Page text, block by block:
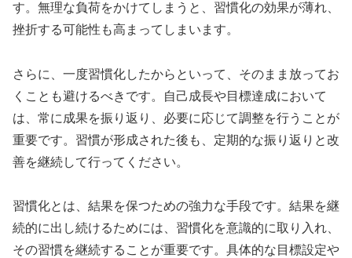
す。無理な負荷をかけてしまうと、習慣化の効果が薄れ、
挫折する可能性も高まってしまいます。
さらに、一度習慣化したからといって、そのまま放ってお
くことも避けるべきです。自己成長や目標達成において
は、常に成果を振り返り、必要に応じて調整を行うことが
重要です。習慣が形成された後も、定期的な振り返りと改
善を継続して行ってください。
習慣化とは、結果を保つための強力な手段です。結果を継
続的に出し続けるためには、習慣化を意識的に取り入れ、
その習慣を継続することが重要です。具体的な目標設定や